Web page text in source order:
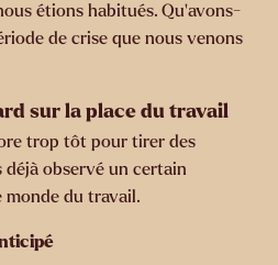
étions habitués. Qu’avons-
de crise que nous venons
sur la place du travail
trop tôt pour tirer des
déjà observé un certain
monde du travail.